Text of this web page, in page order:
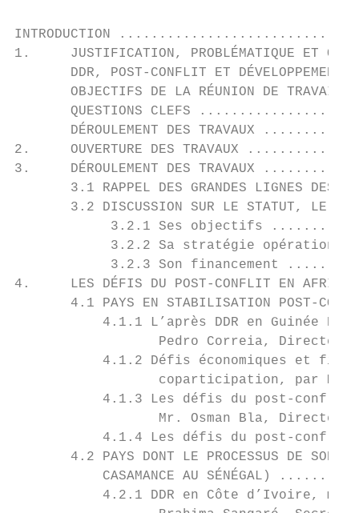
INTRODUCTION
1.     JUSTIFICATION,
DDR, POST-CONFLIT ET
OBJECTIFS DE LA RÉUNION DE TRAVAIL
QUESTIONS CLEFS
DÉROULEMENT DES TRAVAUX
2.     OUVERTURE DES
3.     DÉROULEMENT DES
3.1 RAPPEL DES GRANDES LIGNES DES
3.2 DISCUSSION SUR LE STATUT, LE
3.2.1 Ses objectifs
3.2.2 Sa stratégie
3.2.3 Son financement
4.     LES DÉFIS DU POST-
4.1 PAYS EN STABILISATION POST-
4.1.1 L’après DDR en Guinée
Pedro Correia,
4.1.2 Défis économiques et
coparticipation, par M.
4.1.3 Les défis du post-
Mr. Osman Bla,
4.1.4 Les défis du post-
4.2 PAYS DONT LE PROCESSUS DE
CASAMANCE AU SÉNÉGAL)
4.2.1 DDR en Côte d’Ivoire,